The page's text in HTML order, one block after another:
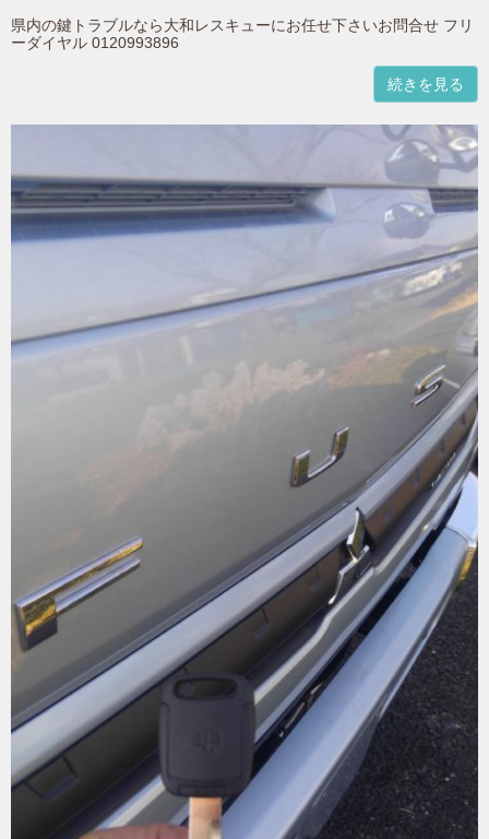
県内の鍵トラブルなら大和レスキューにお任せ下さいお問合せ フリ
ーダイヤル 0120993896
続きを見る